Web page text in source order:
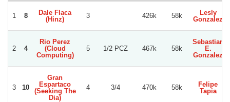
1 8
Dale Flaca
(Hinz)
3 426k 58k
Lesly
Gonzalez
2 4
Rio Perez
(Cloud
Computing)
5 1/2 PCZ 467k 58k
Sebastian
E.
Gonzalez
3 10
Gran
Espartaco
(Seeking The
Dia)
4 3/4 470k 58k
Felipe
Tapia